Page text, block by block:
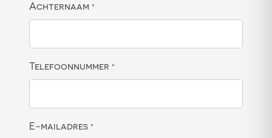
Achternaam *
Telefoonnummer *
E-mailadres *